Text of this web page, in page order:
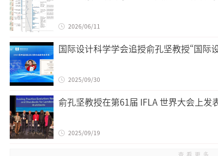
2026/06/11
国际设计科学学会追授俞孔坚教授“国际
2025/09/30
俞孔坚教授在第61届 IFLA 世界大会上发
2025/09/19
查看更多